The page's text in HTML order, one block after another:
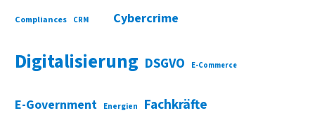
Compliances CRM Cybercrime
Digitalisierung DSGVO E-Commerce
E-Government Energien Fachkräfte